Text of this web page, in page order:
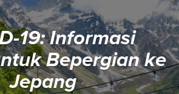
19: Informasi
Bepergian ke
Jepang